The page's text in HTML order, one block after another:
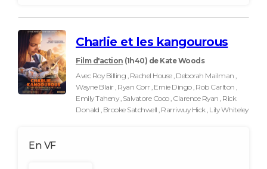
Charlie et les kangourous
Film d'action (1h40) de Kate Woods
Avec Roy Billing , Rachel House , Deborah Mailman ,
Wayne Blair , Ryan Corr , Ernie Dingo , Rob Carlton ,
Emily Taheny , Salvatore Coco , Clarence Ryan , Rick
Donald , Brooke Satchwell , Rarriwuy Hick , Lily Whiteley